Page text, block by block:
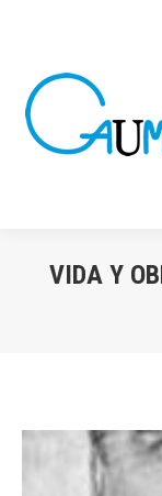
VIDA Y